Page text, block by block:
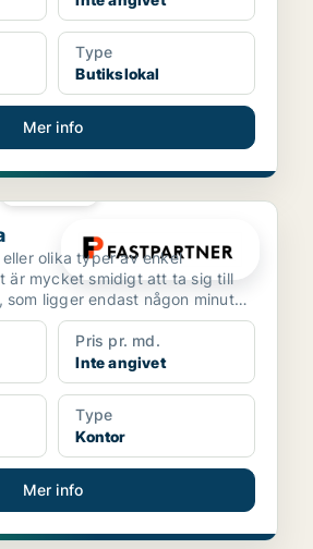
Type
Butikslokal
Mer info
olika typer av enkel
är mycket smidigt att ta sig till
ligger endast någon minut
Pris pr. md.
Inte angivet
Type
Kontor
Mer info